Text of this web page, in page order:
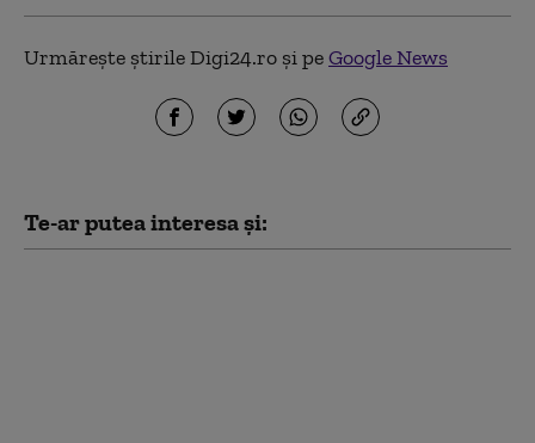
Urmărește știrile Digi24.ro și peGoogle News
Te-ar putea interesa și: